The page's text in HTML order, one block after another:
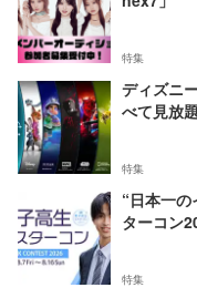
特集
ディズニ
べて見放
特集
“日本一
ターコン
特集